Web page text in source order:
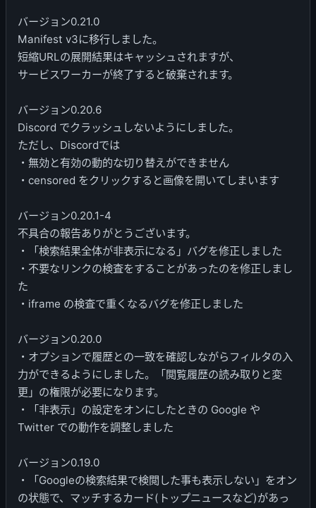
バージョン0.21.0
Manifest v3に移行しました。
短縮URLの展開結果はキャッシュされますが、
サービスワーカーが終了すると破棄されます。
バージョン0.20.6
Discord でクラッシュしないようにしました。
ただし、Discordでは
・無効と有効の動的な切り替えができません
・censored をクリックすると画像を開いてしまいます
バージョン0.20.1-4
不具合の報告ありがとうございます。
・「検索結果全体が非表示になる」バグを修正しました
・不要なリンクの検査をすることがあったのを修正しまし
た
・iframe の検査で重くなるバグを修正しました
バージョン0.20.0
・オプションで履歴との一致を確認しながらフィルタの入
力ができるようにしました。「閲覧履歴の読み取りと変
更」の権限が必要になります。
・「非表示」の設定をオンにしたときの Google や
Twitter での動作を調整しました
バージョン0.19.0
・「Googleの検索結果で検閲した事も表示しない」をオン
の状態で、マッチするカード(トップニュースなど)があっ